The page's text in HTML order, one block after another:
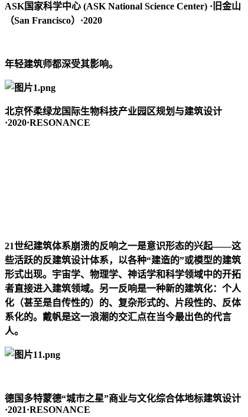
ASK国家科学中心 (ASK National Science Center) ·旧金山
（San Francisco）·2020
年轻建筑师都深受其影响。
北京怀柔绿龙国际生物科技产业园区规划与建筑设计
·2020·RESONANCE
21世纪建筑体系崩溃的反响之一是意识形态的兴起——这
些活跃的反建筑设计体系，以各种“建造的”或模型的建筑
形式出现。宇宙学、物理学、神话学和科学领域中的开拓
者直接进入建筑领域。另一反响是一种新的建筑化：个人
化（甚至是自传性的）的、复杂形式的、片段性的、反体
系化的。戴帆是这一浪潮的交汇点在当今最出色的代言
人。
德国多特蒙德“城市之星”商业与文化综合体地标建筑设计
·2021·RESONANCE